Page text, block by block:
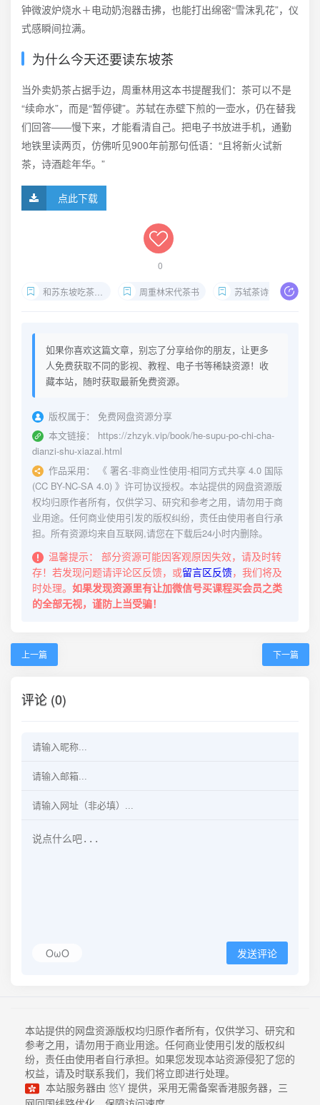
钟微波炉烧水＋电动奶泡器击拂，也能打出绵密“雪沫乳花”，仪
式感瞬间拉满。
为什么今天还要读东坡茶
当外卖奶茶占据手边，周重林用这本书提醒我们：茶可以不是
“续命水”，而是“暂停键”。苏轼在赤壁下煎的一壶水，仍在替我
们回答——慢下来，才能看清自己。把电子书放进手机，通勤
地铁里读两页，仿佛听见900年前那句低语：“且将新火试新
茶，诗酒趁年华。”
点此下载
0
和苏东坡吃茶电子书下载 周重林宋代茶书 苏轼茶诗注解
如果你喜欢这篇文章，别忘了分享给你的朋友，让更多
人免费获取不同的影视、教程、电子书等稀缺资源！收
藏本站，随时获取最新免费资源。
版权属于：
免费网盘资源分享
本文链接：
https://zhzyk.vip/book/he-supu-po-chi-cha-
dianzi-shu-xiazai.html
作品采用：
《 署名-非商业性使用-相同方式共享 4.0 国际
(CC BY-NC-SA 4.0) 》许可协议授权。本站提供的网盘资源版
权均归原作者所有，仅供学习、研究和参考之用，请勿用于商
业用途。任何商业使用引发的版权纠纷，责任由使用者自行承
担。所有资源均来自互联网,请您在下载后24小时内删除。
温馨提示：
部分资源可能因客观原因失效，请及时转
存！若发现问题请评论区反馈，或留言区反馈，我们将及
时处理。 如果发现资源里有让加微信号买课程买会员之类
的全部无视，谨防上当受骗！
上一篇 下一篇
评论 (0)
OωO 发送评论
本站提供的网盘资源版权均归原作者所有，仅供学习、研究和
参考之用，请勿用于商业用途。任何商业使用引发的版权纠
纷，责任由使用者自行承担。如果您发现本站资源侵犯了您的
权益，请及时联系我们，我们将立即进行处理。
本站服务器由 悠Y 提供，采用无需备案香港服务器，三